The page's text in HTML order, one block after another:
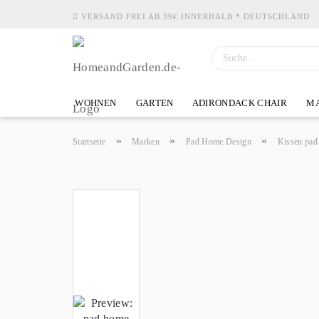
VERSAND FREI AB 39€ INNERHALB * DEUTSCHLAND
WOHNEN GARTEN ADIRONDACK CHAIR
Startseite » Marken » Pad Home Design » Kissen